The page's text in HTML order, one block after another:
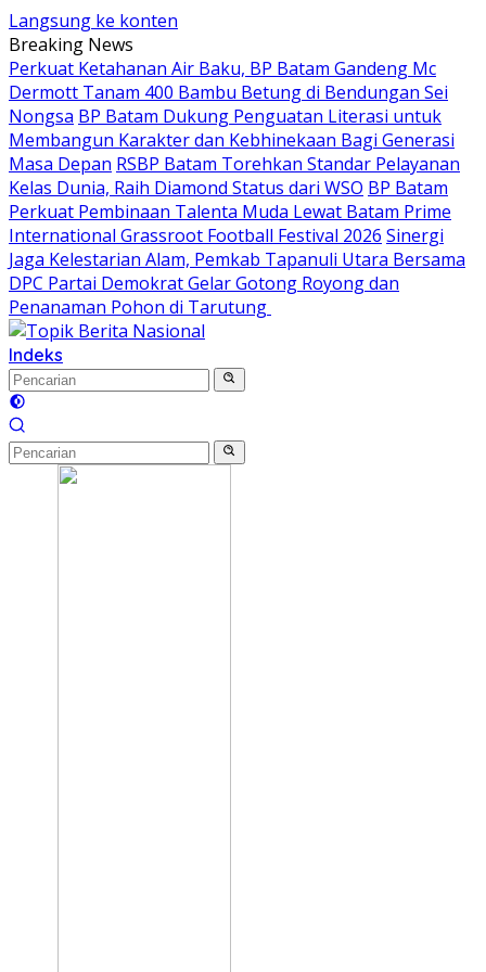
Langsung ke konten
Breaking News
Perkuat Ketahanan Air Baku, BP Batam Gandeng Mc
Dermott Tanam 400 Bambu Betung di Bendungan Sei
Nongsa BP Batam Dukung Penguatan Literasi untuk
Membangun Karakter dan Kebhinekaan Bagi Generasi
Masa Depan RSBP Batam Torehkan Standar Pelayanan
Kelas Dunia, Raih Diamond Status dari WSO BP Batam
Perkuat Pembinaan Talenta Muda Lewat Batam Prime
International Grassroot Football Festival 2026 Sinergi
Jaga Kelestarian Alam, Pemkab Tapanuli Utara Bersama
DPC Partai Demokrat Gelar Gotong Royong dan
Penanaman Pohon di Tarutung ‎
Indeks